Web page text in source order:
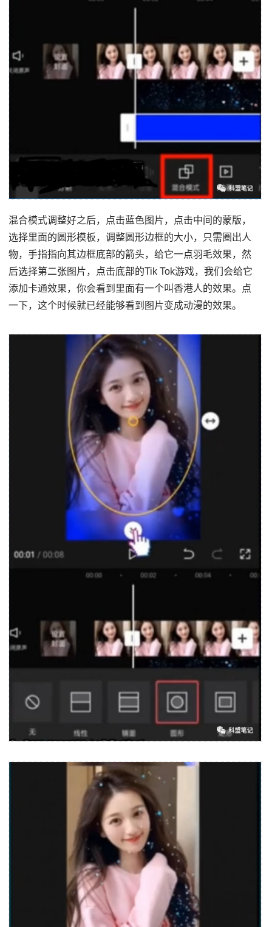
混合模式调整好之后，点击蓝色图片，点击中间的蒙版，
选择里面的圆形模板，调整圆形边框的大小，只需圈出人
物，手指指向其边框底部的箭头，给它一点羽毛效果，然
后选择第二张图片，点击底部的Tik Tok游戏，我们会给它
添加卡通效果，你会看到里面有一个叫香港人的效果。点
一下，这个时候就已经能够看到图片变成动漫的效果。